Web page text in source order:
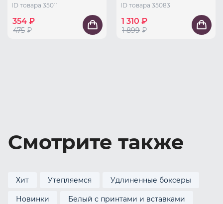
ID товара 35011
354 ₽
475 ₽
ID товара 35083
1 310 ₽
1 899 ₽
Смотрите также
Хит Утепляемся Удлиненные боксеры
Новинки Белый с принтами и вставками